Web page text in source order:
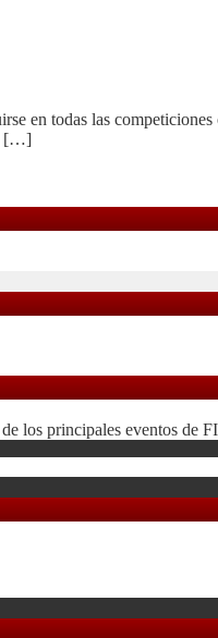
en todas las competiciones
[…]
los principales eventos de